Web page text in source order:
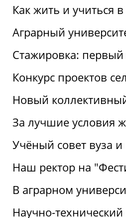
Как жить и учиться
Аграрный
Стажировка:
Конкурс проектов
Новый
За лучшие условия
Учёный совет вуза
Наш ректор на
В аграрном
Научно-технический